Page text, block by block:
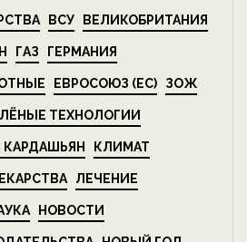
ВСУ ВЕЛИКОБРИТАНИЯ
ГАЗ ГЕРМАНИЯ
ЕВРОСОЮЗ (ЕС) ЗОЖ
ТЕХНОЛОГИИ
КАРДАШЬЯН КЛИМАТ
ЛЕЧЕНИЕ
НОВОСТИ